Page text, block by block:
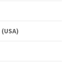
(USA)